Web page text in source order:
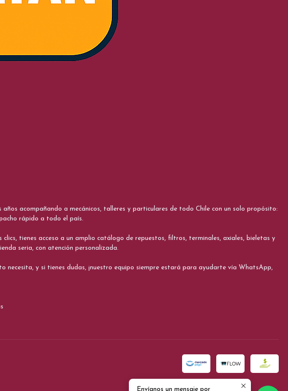
acompañando a mecánicos, talleres y particulares de todo Chile con un solo propósito:
rápido a todo el país.
tienes acceso a un amplio catálogo de repuestos, filtros, terminales, axiales, bieletas y
seria, con atención personalizada.
necesita, y si tienes dudas, ¡nuestro equipo siempre estará para ayudarte vía WhatsApp,
Envíanos un mensaje por